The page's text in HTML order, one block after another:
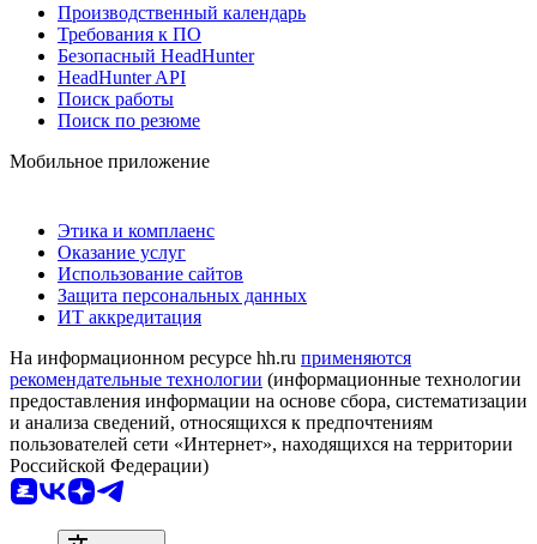
Производственный календарь
Требования к ПО
Безопасный HeadHunter
HeadHunter API
Поиск работы
Поиск по резюме
Мобильное приложение
Этика и комплаенс
Оказание услуг
Использование сайтов
Защита персональных данных
ИТ аккредитация
На информационном ресурсе hh.ru применяются
рекомендательные технологии (информационные технологии
предоставления информации на основе сбора, систематизации
и анализа сведений, относящихся к предпочтениям
пользователей сети «Интернет», находящихся на территории
Российской Федерации)